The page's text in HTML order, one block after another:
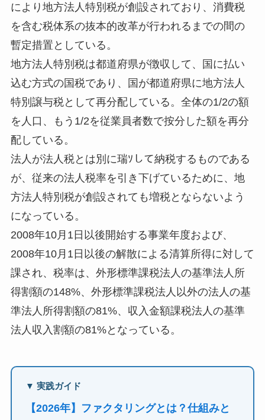
により地方法人特別税が創設されており、消費税
を含む税体系の抜本的改革が行われるまでの間の
暫定措置としている。
地方法人特別税は都道府県が徴収して、国に払い
込む方式の国税であり、国が都道府県に地方法人
特別譲与税として再分配している。全体の1/2の額
を人口、もう1/2を従業員者数で按分した額を再分
配している。
法人が法人税とは別に瑞ｿして納税するものである
が、従来の法人税率を引き下げているために、地
方法人特別税が創設されても増税とならないよう
になっている。
2008年10月1日以後開始する事業年度および、
2008年10月1日以後の解散による清算所得に対して
課され、税率は、外形標準課税法人の基準法人所
得割額の148%、外形標準課税法人以外の法人の基
準法人所得割額の81%、収入金額課税法人の基準
法人収入割額の81%となっている。
▼ 実践ガイド
【2026年】ファクタリングとは？仕組みと